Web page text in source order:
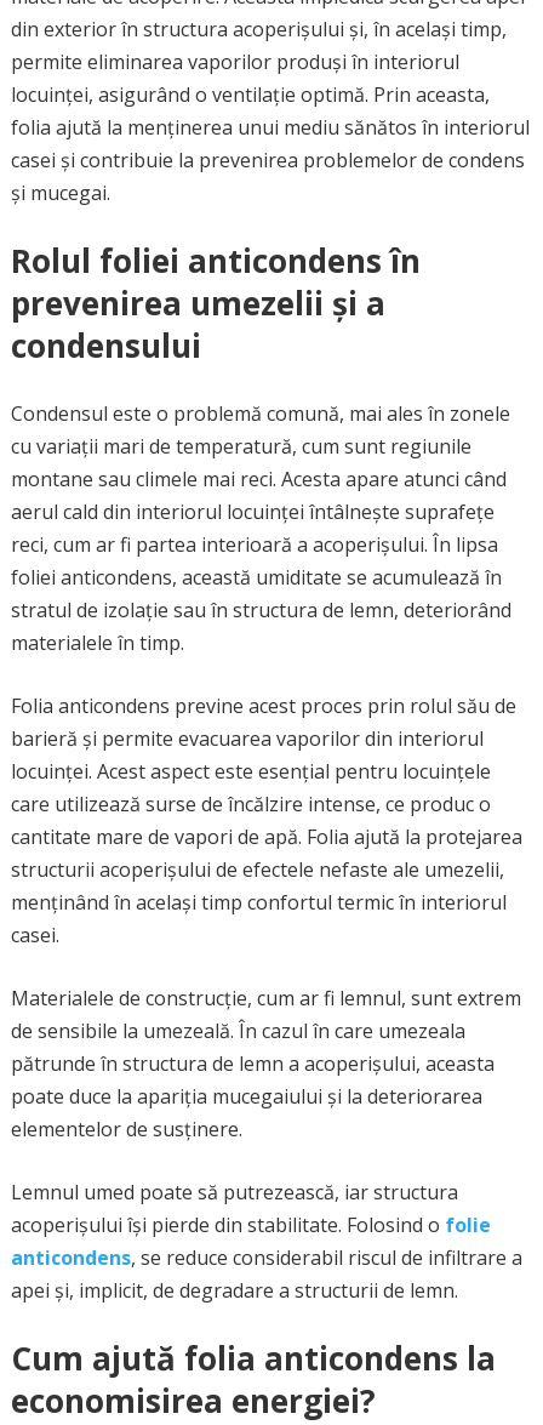
din exterior în structura acoperișului și, în același timp,
permite eliminarea vaporilor produși în interiorul
locuinței, asigurând o ventilație optimă. Prin aceasta,
folia ajută la menținerea unui mediu sănătos în interiorul
casei și contribuie la prevenirea problemelor de condens
și mucegai.
Rolul foliei anticondens în
prevenirea umezelii și a
condensului
Condensul este o problemă comună, mai ales în zonele
cu variații mari de temperatură, cum sunt regiunile
montane sau climele mai reci. Acesta apare atunci când
aerul cald din interiorul locuinței întâlnește suprafețe
reci, cum ar fi partea interioară a acoperișului. În lipsa
foliei anticondens, această umiditate se acumulează în
stratul de izolație sau în structura de lemn, deteriorând
materialele în timp.
Folia anticondens previne acest proces prin rolul său de
barieră și permite evacuarea vaporilor din interiorul
locuinței. Acest aspect este esențial pentru locuințele
care utilizează surse de încălzire intense, ce produc o
cantitate mare de vapori de apă. Folia ajută la protejarea
structurii acoperișului de efectele nefaste ale umezelii,
menținând în același timp confortul termic în interiorul
casei.
Materialele de construcție, cum ar fi lemnul, sunt extrem
de sensibile la umezeală. În cazul în care umezeala
pătrunde în structura de lemn a acoperișului, aceasta
poate duce la apariția mucegaiului și la deteriorarea
elementelor de susținere.
Lemnul umed poate să putrezească, iar structura
acoperișului își pierde din stabilitate. Folosind o folie
anticondens, se reduce considerabil riscul de infiltrare a
apei și, implicit, de degradare a structurii de lemn.
Cum ajută folia anticondens la
economisirea energiei?